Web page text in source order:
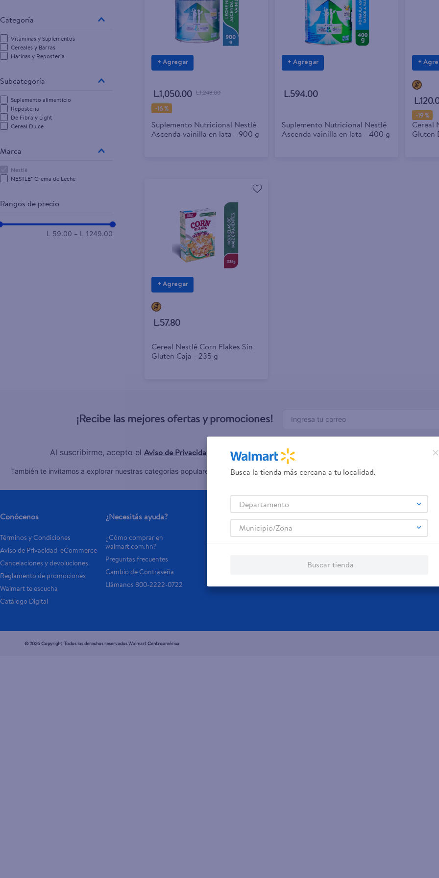
Vitaminas y Suplementos
Cereales y Barras
Harinas y Repostería
Suplemento alimenticio
Repostería
De Fibra y Light
Cereal Dulce
Marca
Nestlé
NESTLÉ® Crema de Leche
Rangos de precio
L 59.00 – L 1249.00
+ Agregar
L.1,050.00 L.1,248.00
-16 %
Suplemento Nutricional Nestlé
Ascenda vainilla en lata - 900 g
+ Agregar
L.594.00
Suplemento Nutricional Nestlé
Ascenda vainilla en lata - 400 g
+
-19 %
Cereal
Gluten
+ Agregar
L.57.80
Cereal Nestlé Corn Flakes Sin
Gluten Caja - 235 g
¡Recibe las mejores ofertas y promociones!
Al suscribirme, acepto el Aviso de Privacidad y losTérminos y Condiciones , así como el envío de noticias
También te invitamos a explorar nuestras categorías populares: Celulares,Línea blanca ,Laptops,Colchones,Pantallas
Conócenos
Términos y Condiciones
Aviso de Privacidad  eCommerce
Cancelaciones y devoluciones
Reglamento de promociones
Walmart te escucha
Catálogo Digital
¿Necesitás ayuda?
¿Cómo comprar en
walmart.com.hn?
Preguntas frecuentes
Cambio de Contraseña
Llámanos 800-2222-0722
Servicios
Tarjeta de regalo
Financiamiento
Tarjeta de Crédito
© 2026 Copyright. Todos los derechos reservados Walmart Centroamérica.
Busca la tienda más cercana a tu localidad.
Departamento
Municipio/Zona
Buscar tienda